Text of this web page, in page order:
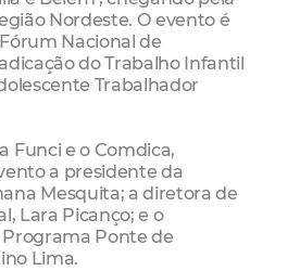
Nordeste. O evento é
Nacional de
do Trabalho Infantil
Trabalhador
Funci e o Comdica,
a presidente da
Mesquita; a diretora de
Lara Picanço; e o
Ponte de
Lima.